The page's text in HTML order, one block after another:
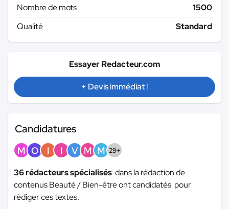
Nombre de mots
1500
Qualité
Standard
Essayer Redacteur.com
+ Devis immédiat !
Candidatures
M O I I V M M 29+
36 rédacteurs spécialisés dans la rédaction de
contenus Beauté / Bien-être ont candidatés pour
rédiger ces textes.